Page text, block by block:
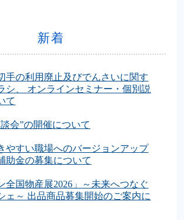
新着
手の利用廃止及びでんさいに関す
シ、 オンラインセミナー・個別説
て
会”の開催について
やすい職場へのバージョンアップ
助金の募集について
全国物産展2026」～未来へつなぐ
ェ～ 出品商品募集開始のご案内に